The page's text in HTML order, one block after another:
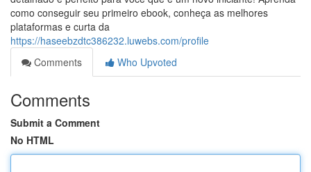
como conseguir seu primeiro ebook, conheça as melhores
plataformas e curta da
https://haseebzdtc386232.luwebs.com/profile
Comments
Who Upvoted
Comments
Submit a Comment
No HTML